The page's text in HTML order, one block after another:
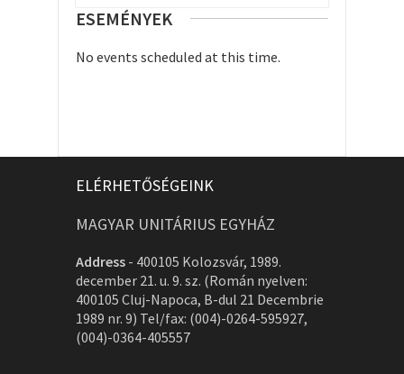
ESEMÉNYEK
No events scheduled at this time.
ELÉRHETŐSÉGEINK
MAGYAR UNITÁRIUS EGYHÁZ
Address - 400105 Kolozsvár, 1989.
december 21. u. 9. sz. (Román nyelven:
400105 Cluj-Napoca, B-dul 21 Decembrie
1989 nr. 9) Tel/fax: (004)-0264-595927,
(004)-0364-405557